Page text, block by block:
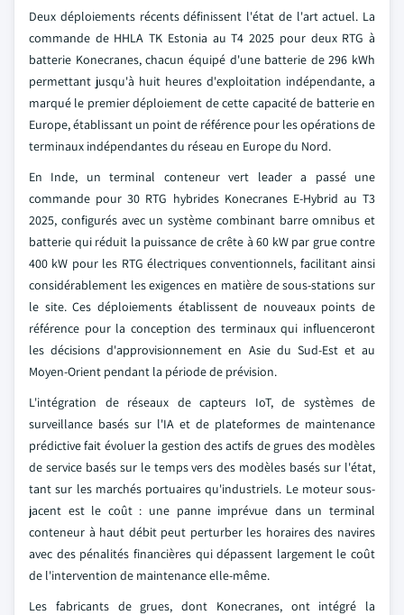
Deux déploiements récents définissent l'état de l'art actuel. La
commande de HHLA TK Estonia au T4 2025 pour deux RTG à
batterie Konecranes, chacun équipé d'une batterie de 296 kWh
permettant jusqu'à huit heures d'exploitation indépendante, a
marqué le premier déploiement de cette capacité de batterie en
Europe, établissant un point de référence pour les opérations de
terminaux indépendantes du réseau en Europe du Nord.
En Inde, un terminal conteneur vert leader a passé une
commande pour 30 RTG hybrides Konecranes E-Hybrid au T3
2025, configurés avec un système combinant barre omnibus et
batterie qui réduit la puissance de crête à 60 kW par grue contre
400 kW pour les RTG électriques conventionnels, facilitant ainsi
considérablement les exigences en matière de sous-stations sur
le site. Ces déploiements établissent de nouveaux points de
référence pour la conception des terminaux qui influenceront
les décisions d'approvisionnement en Asie du Sud-Est et au
Moyen-Orient pendant la période de prévision.
L'intégration de réseaux de capteurs IoT, de systèmes de
surveillance basés sur l'IA et de plateformes de maintenance
prédictive fait évoluer la gestion des actifs de grues des modèles
de service basés sur le temps vers des modèles basés sur l'état,
tant sur les marchés portuaires qu'industriels. Le moteur sous-
jacent est le coût : une panne imprévue dans un terminal
conteneur à haut débit peut perturber les horaires des navires
avec des pénalités financières qui dépassent largement le coût
de l'intervention de maintenance elle-même.
Les fabricants de grues, dont Konecranes, ont intégré la